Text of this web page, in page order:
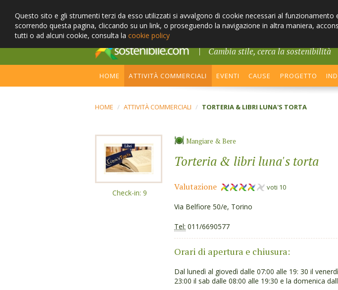
Questo sito e gli strumenti terzi da esso utilizzati si avvalgono di cookie necessari al
scorrendo questa pagina, cliccando su un link, o proseguendo la navigazione in altra maniera,
tutti o ad alcuni cookie, consulta la cookie policy
Cambia stile, cerca la sostenibilità
HOME ATTIVITÀ COMMERCIALI EVENTI CAUSE PROGETTO
HOME / ATTIVITÀ COMMERCIALI / TORTERIA & LIBRI LUNA'S TORTA
Check-in: 9
Mangiare & Bere
Torteria & libri luna's torta
Valutazione voti 10
Via Belfiore 50/e, Torino
Tel: 011/6690577
Orari di apertura e chiusura:
Dal lunedì al giovedì dalle 07:00 alle 19: 30 il
23:00 il sab dalle 08:00 alle 19:30 e la domenica